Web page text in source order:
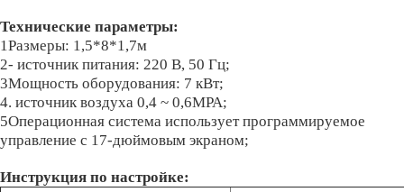
Технические параметры:
1Размеры: 1,5*8*1,7м
2- источник питания: 220 В, 50 Гц;
3Мощность оборудования: 7 кВт;
4. источник воздуха 0,4 ~ 0,6MPA;
5Операционная система использует программируемое
управление с 17-дюймовым экраном;
Инструкция по настройке: